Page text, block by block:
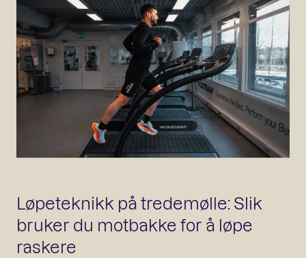
Løpeteknikk på tredemølle: Slik
bruker du motbakke for å løpe
raskere